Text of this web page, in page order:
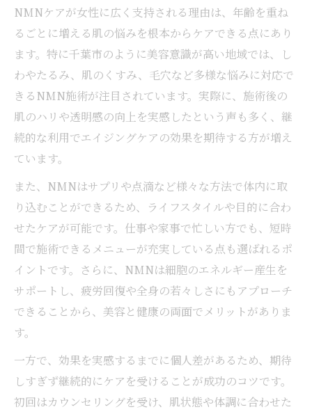
NMNケアが女性に広く支持される理由は、年齢を重ね
るごとに増える肌の悩みを根本からケアできる点にあり
ます。特に千葉市のように美容意識が高い地域では、し
わやたるみ、肌のくすみ、毛穴など多様な悩みに対応で
きるNMN施術が注目されています。実際に、施術後の
肌のハリや透明感の向上を実感したという声も多く、継
続的な利用でエイジングケアの効果を期待する方が増え
ています。
また、NMNはサプリや点滴など様々な方法で体内に取
り込むことができるため、ライフスタイルや目的に合わ
せたケアが可能です。仕事や家事で忙しい方でも、短時
間で施術できるメニューが充実している点も選ばれるポ
イントです。さらに、NMNは細胞のエネルギー産生を
サポートし、疲労回復や全身の若々しさにもアプローチ
できることから、美容と健康の両面でメリットがありま
す。
一方で、効果を実感するまでに個人差があるため、期待
しすぎず継続的にケアを受けることが成功のコツです。
初回はカウンセリングを受け、肌状態や体調に合わせた